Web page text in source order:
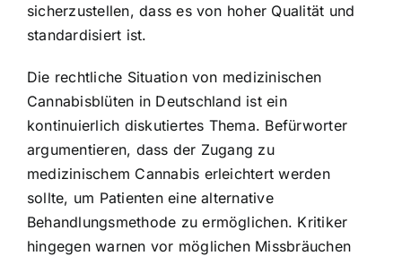
sicherzustellen, dass es von hoher Qualität und
standardisiert ist.
Die rechtliche Situation von medizinischen
Cannabisblüten in Deutschland ist ein
kontinuierlich diskutiertes Thema. Befürworter
argumentieren, dass der Zugang zu
medizinischem Cannabis erleichtert werden
sollte, um Patienten eine alternative
Behandlungsmethode zu ermöglichen. Kritiker
hingegen warnen vor möglichen Missbräuchen